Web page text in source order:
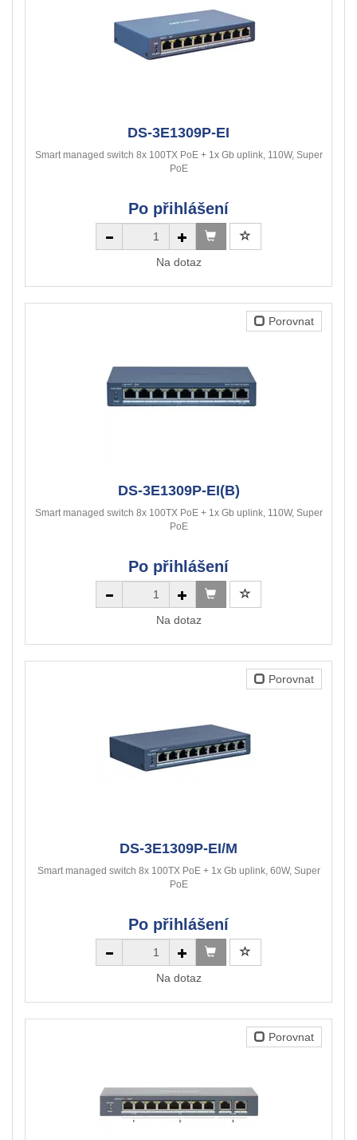
DS-3E1309P-EI
Smart managed switch 8x 100TX PoE + 1x Gb uplink, 110W, Super
PoE
Po přihlášení
Na dotaz
Porovnat
DS-3E1309P-EI(B)
Smart managed switch 8x 100TX PoE + 1x Gb uplink, 110W, Super
PoE
Po přihlášení
Na dotaz
Porovnat
DS-3E1309P-EI/M
Smart managed switch 8x 100TX PoE + 1x Gb uplink, 60W, Super
PoE
Po přihlášení
Na dotaz
Porovnat